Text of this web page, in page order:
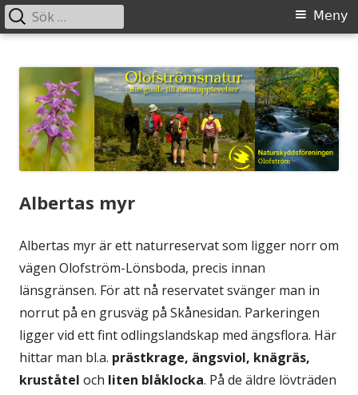
innehåll
Primär
Meny
Sök
efter:
Albertas myr
Albertas myr är ett naturreservat som ligger norr om
vägen Olofström-Lönsboda, precis innan
länsgränsen. För att nå reservatet svänger man in
norrut på en grusväg på Skånesidan. Parkeringen
ligger vid ett fint odlingslandskap med ängsflora. Här
hittar man bl.a. prästkrage, ängsviol, knägräs,
kruståtel och liten blåklocka. På de äldre lövträden